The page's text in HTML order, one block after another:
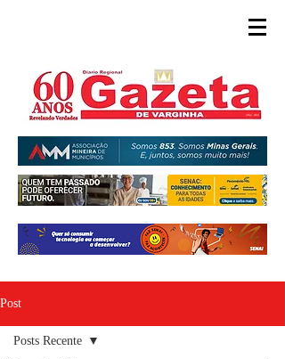
Post
Posts Recente